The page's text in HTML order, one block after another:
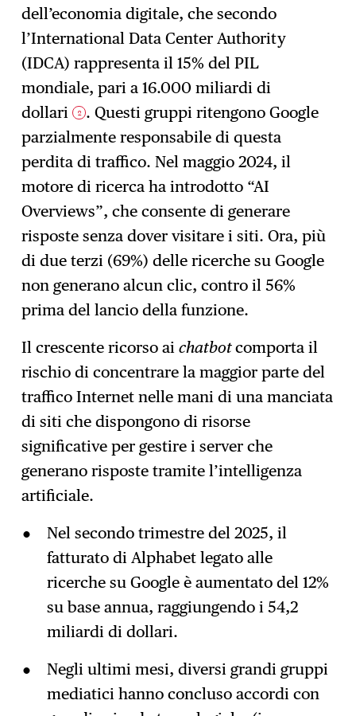
dell’economia digitale, che secondo
l’International Data Center Authority
(IDCA) rappresenta il 15% del PIL
mondiale, pari a 16.000 miliardi di
dollari 2 . Questi gruppi ritengono Google
parzialmente responsabile di questa
perdita di traffico. Nel maggio 2024, il
motore di ricerca ha introdotto “AI
Overviews”, che consente di generare
risposte senza dover visitare i siti. Ora, più
di due terzi (69%) delle ricerche su Google
non generano alcun clic, contro il 56%
prima del lancio della funzione.
Il crescente ricorso aichatbotcomporta il
rischio di concentrare la maggior parte del
traffico Internet nelle mani di una manciata
di siti che dispongono di risorse
significative per gestire i server che
generano risposte tramite l’intelligenza
artificiale.
Nel secondo trimestre del 2025, il
fatturato di Alphabet legato alle
ricerche su Google è aumentato del 12%
su base annua, raggiungendo i 54,2
miliardi di dollari.
Negli ultimi mesi, diversi grandi gruppi
mediatici hanno concluso accordi con